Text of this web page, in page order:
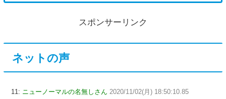
スポンサーリンク
ネットの声
11: ニューノーマルの名無しさん 2020/11/02(月) 18:50:10.85